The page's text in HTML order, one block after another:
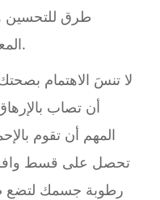
طرق للتحسين
المعرفة من كل تجربة أثناء العمل.
لا تنسَ الاهتمام
أن تصاب
المهم أن تقوم
تحصل على قسط
رطوبة جسمك لتضع